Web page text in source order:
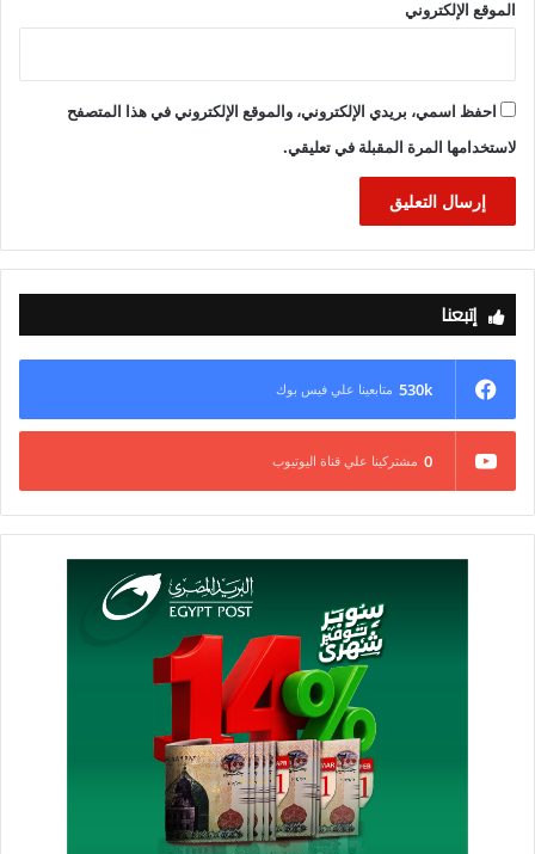
الموقع الإلكتروني
احفظ اسمي، بريدي الإلكتروني، والموقع الإلكتروني في هذا المتصفح
لاستخدامها المرة المقبلة في تعليقي.
إتبعنا
530k متابعينا علي فيس بوك
0 مشتركينا علي قناة اليوتيوب